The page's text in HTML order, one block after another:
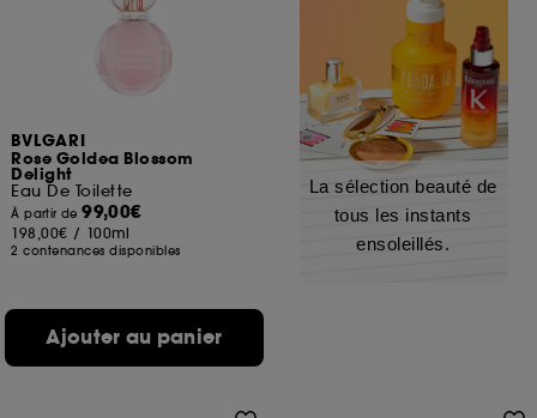
BVLGARI
Rose Goldea Blossom
Delight
Eau De Toilette
À partir de99,00€
198,00€ / 100ml
2 contenances disponibles
Ajouter au panier
La sélection beauté de
tous les instants
ensoleillés.